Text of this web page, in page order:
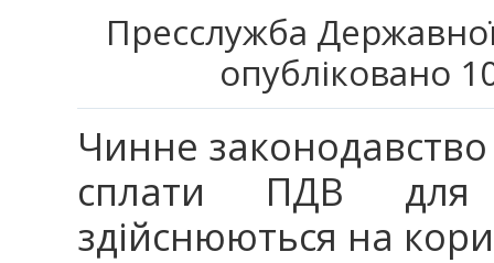
Пресслужба
опубліковано
Чинне
сплати ПДВ
здійснюються на